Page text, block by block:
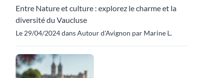
Entre Nature et culture : explorez le charme et la
diversité du Vaucluse
Le 29/04/2024 dans Autour d'Avignon par Marine L.